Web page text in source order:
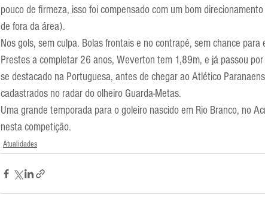
pouco de firmeza, isso foi compensado com um bom
de fora da área).
Nos gols, sem culpa. Bolas frontais e no contrapé, sem chance para
Prestes a completar 26 anos, Weverton tem 1,89m, e já passou
se destacado na Portuguesa, antes de chegar ao Atlético
cadastrados no radar do olheiro Guarda-Metas.
Uma grande temporada para o goleiro nascido em Rio Branco, no
nesta competição.
Atualidades